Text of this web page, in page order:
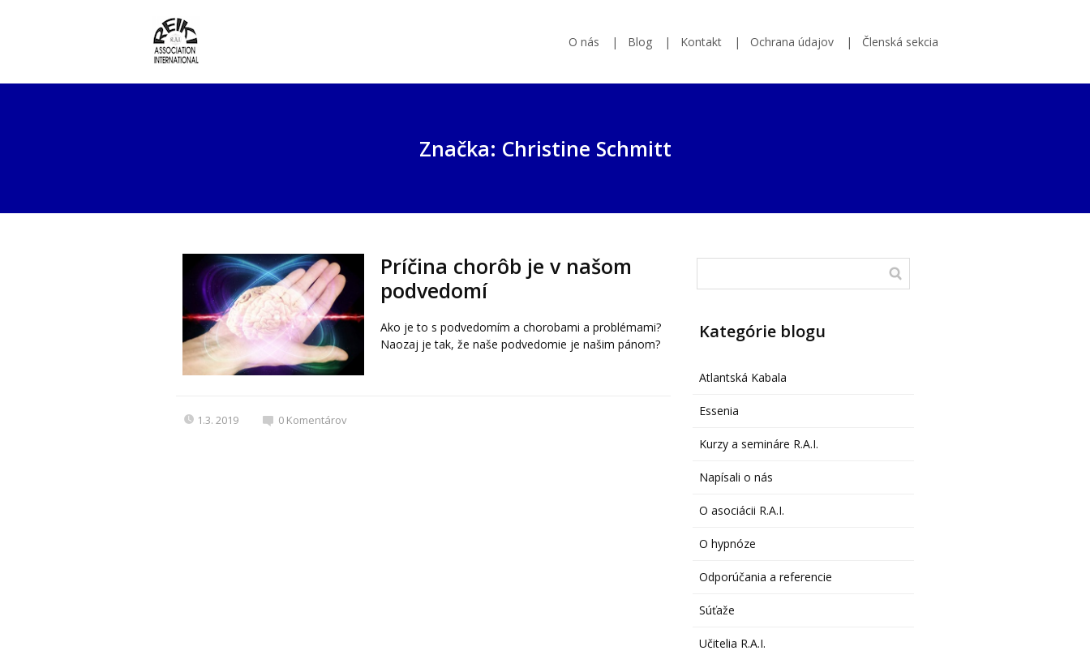
O nás Blog Kontakt Ochrana údajov Členská sekcia
Značka: Christine Schmitt
Príčina chorôb je v našom
podvedomí
Ako je to s podvedomím a chorobami a problémami?
Naozaj je tak, že naše podvedomie je našim pánom?
1.3. 2019 0 Komentárov
Kategórie blogu
Atlantská Kabala
Essenia
Kurzy a semináre R.A.I.
Napísali o nás
O asociácii R.A.I.
O hypnóze
Odporúčania a referencie
Súťaže
Učitelia R.A.I.